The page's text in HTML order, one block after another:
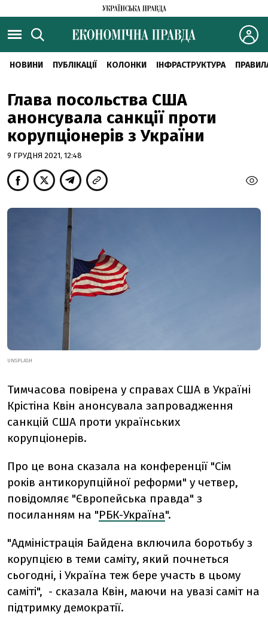
НОВИНИ ПУБЛІКАЦІЇ КОЛОНКИ ІНФРАСТРУКТУРА
Глава посольства США
анонсувала санкції проти
корупціонерів з України
9 ГРУДНЯ 2021, 12:48
UNSPLASH
Тимчасова повірена у справах США в Україні
Крістіна Квін анонсувала запровадження
санкцій США проти українських
корупціонерів.
Про це вона сказала на конференції "Сім
років антикорупційної реформи" у четвер,
повідомляє "Європейська правда" з
посиланням на "РБК-Україна".
"Адміністрація Байдена включила боротьбу з
корупцією в теми саміту, який почнеться
сьогодні, і Україна теж бере участь в цьому
саміті", - сказала Квін, маючи на увазі саміт на
підтримку демократії.